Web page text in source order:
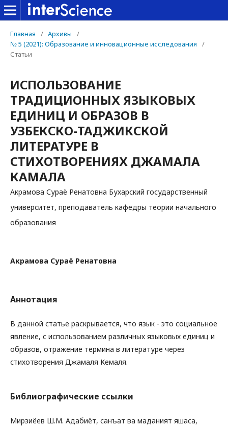
Главная / Архивы
/
№ 5 (2021): Образование и инновационные исследования
/
Статьи
ИСПОЛЬЗОВАНИЕ
ТРАДИЦИОННЫХ ЯЗЫКОВЫХ
ЕДИНИЦ И ОБРАЗОВ В
УЗБЕКСКО-ТАДЖИКСКОЙ
ЛИТЕРАТУРЕ В
СТИХОТВОРЕНИЯХ ДЖАМАЛА
КАМАЛА
Акрамова Сураё Ренатовна Бухарский государственный
университет, преподаватель кафедры теории начального
образования
Акрамова Сураё Ренатовна
Аннотация
В данной статье раскрывается, что язык - это социальное
явление, с использованием различных языковых единиц и
образов, отражение термина в литературе через
стихотворения Джамаля Кемаля.
Библиографические ссылки
Мирзиёев Ш.М. Адабиёт, санъат ва маданият яшаса,